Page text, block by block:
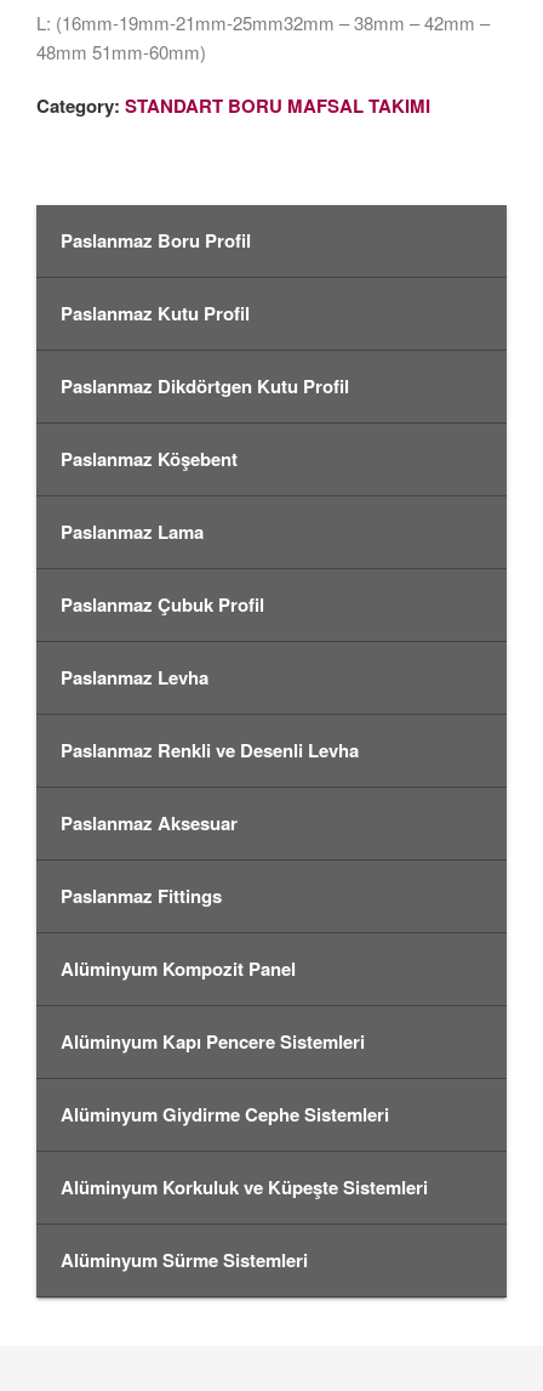
L: (16mm-19mm-21mm-25mm32mm – 38mm – 42mm –
48mm 51mm-60mm)
Category: STANDART BORU MAFSAL TAKIMI
Paslanmaz Boru Profil
Paslanmaz Kutu Profil
Paslanmaz Dikdörtgen Kutu Profil
Paslanmaz Köşebent
Paslanmaz Lama
Paslanmaz Çubuk Profil
Paslanmaz Levha
Paslanmaz Renkli ve Desenli Levha
Paslanmaz Aksesuar
Paslanmaz Fittings
Alüminyum Kompozit Panel
Alüminyum Kapı Pencere Sistemleri
Alüminyum Giydirme Cephe Sistemleri
Alüminyum Korkuluk ve Küpeşte Sistemleri
Alüminyum Sürme Sistemleri